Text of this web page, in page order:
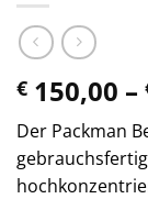
€ 150,00 –
Der Packman